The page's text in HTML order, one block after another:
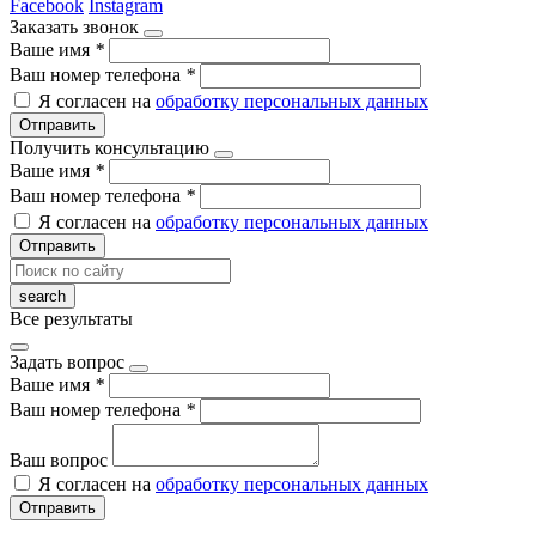
Facebook Instagram
Заказать звонок
Ваше имя *
Ваш номер телефона *
Я согласен на обработку персональных данных
Отправить
Получить консультацию
Ваше имя *
Ваш номер телефона *
Я согласен на обработку персональных данных
Отправить
Все результаты
Задать вопрос
Ваше имя *
Ваш номер телефона *
Ваш вопрос
Я согласен на обработку персональных данных
Отправить